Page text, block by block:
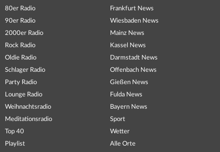
80er Radio
90er Radio
2000er Radio
Rock Radio
Oldie Radio
Schlager Radio
Party Radio
Lounge Radio
Weihnachtsradio
Meditationsradio
Top 40
Playlist
Frankfurt News
Wiesbaden News
Mainz News
Kassel News
Darmstadt News
Offenbach News
Gießen News
Fulda News
Bayern News
Sport
Wetter
Alle Orte